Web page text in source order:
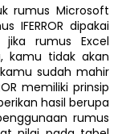
rumus Microsoft
IFERROR dipakai
rumus Excel
kamu tidak akan
kamu sudah mahir
memiliki prinsip
hasil berupa
rumus